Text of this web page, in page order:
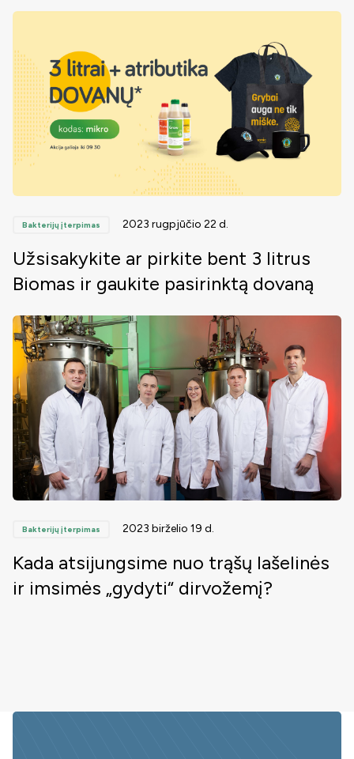
Bakterijų įterpimas 2023 rugpjūčio 22 d.
Užsisakykite ar pirkite bent 3 litrus
Biomas ir gaukite pasirinktą dovaną
Bakterijų įterpimas 2023 birželio 19 d.
Kada atsijungsime nuo trąšų lašelinės
ir imsimės „gydyti“ dirvožemį?